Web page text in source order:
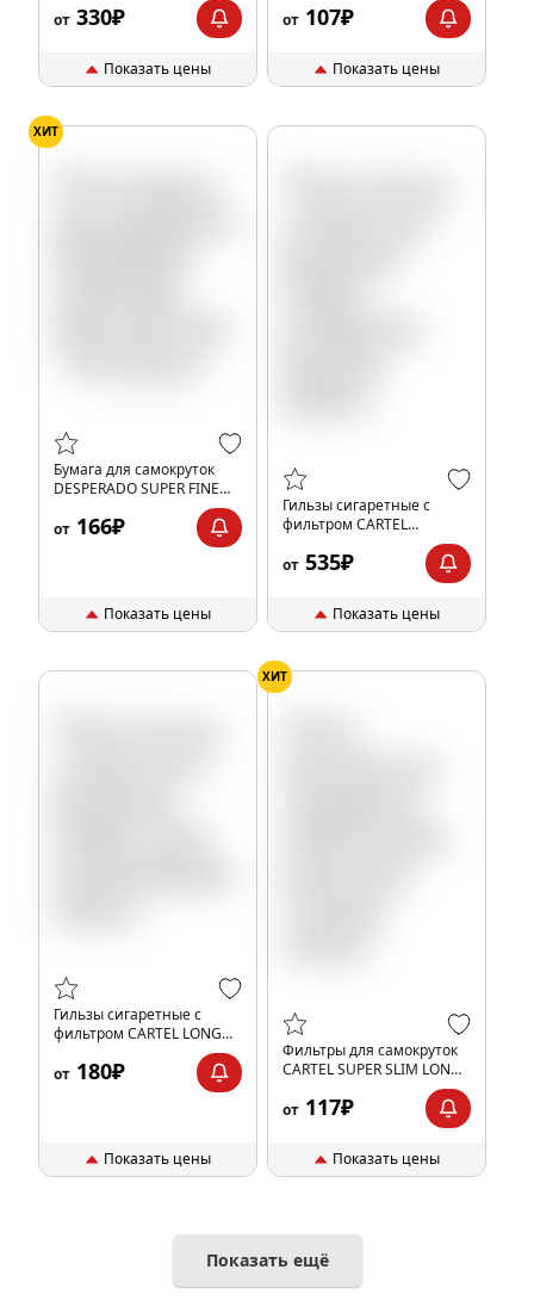
(300шт)
от 330₽
Показать цены
от 107₽
Показать цены
ХИТ
Бумага для самокруток
DESPERADO SUPER FINE
(32шт)
от 166₽
Показать цены
Гильзы сигаретные с
фильтром CARTEL
(500шт)
от 535₽
Показать цены
Гильзы сигаретные с
фильтром CARTEL LONG
FILTER 84x20мм (200шт)
от 180₽
Показать цены
ХИТ
Фильтры для самокруток
CARTEL SUPER SLIM LONG
от 117₽
Показать цены
Показать ещё